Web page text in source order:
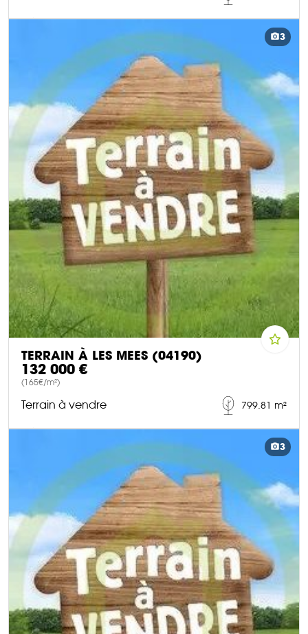
3
TERRAIN À LES MEES (04190)
132 000 €
(165€/m²)
Terrain à vendre 799.81 m²
3